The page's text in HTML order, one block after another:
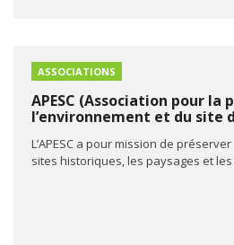
ASSOCIATIONS
APESC (Association pour la
l’environnement et du site
L’APESC a pour mission de
sites historiques, les paysages et